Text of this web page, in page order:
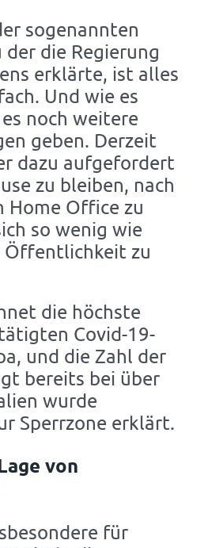
sogenannten
die Regierung
erklärte, ist alles
Und wie es
noch weitere
geben. Derzeit
dazu aufgefordert
zu bleiben, nach
Home Office zu
so wenig wie
Öffentlichkeit zu
die höchste
Covid-19-
und die Zahl der
bereits bei über
wurde
Sperrzone erklärt.
von
für